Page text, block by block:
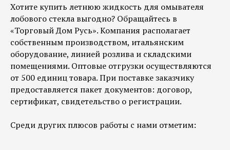
Хотите купить летнюю жидкость для омывателя
лобового стекла выгодно? Обращайтесь в
«Торговый Дом Русь». Компания располагает
собственным производством, итальянским
оборудование, линией розлива и складскими
помещениями. Оптовые отгрузки осуществляются
от 500 единиц товара. При поставке заказчику
предоставляется пакет документов: договор,
сертификат, свидетельство о регистрации.
Среди других плюсов работы с нами отметим: